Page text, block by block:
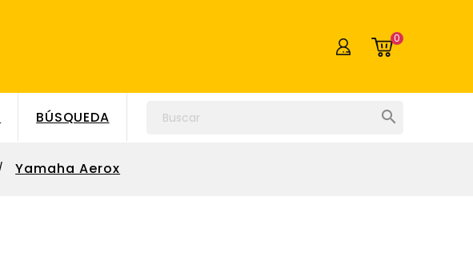
0
BÚSQUEDA 
Yamaha Aerox